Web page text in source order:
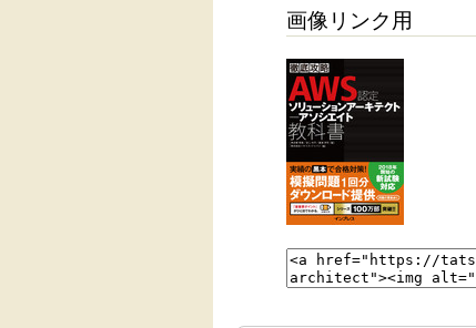
画像リンク用